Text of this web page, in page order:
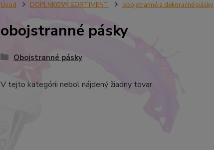
Úvod DOPLNKOVÝ SORTIMENT obojstranné a dekoračné pásky
obojstranné pásky
Obojstranné pásky
V tejto kategórii nebol nájdený žiadny tovar.